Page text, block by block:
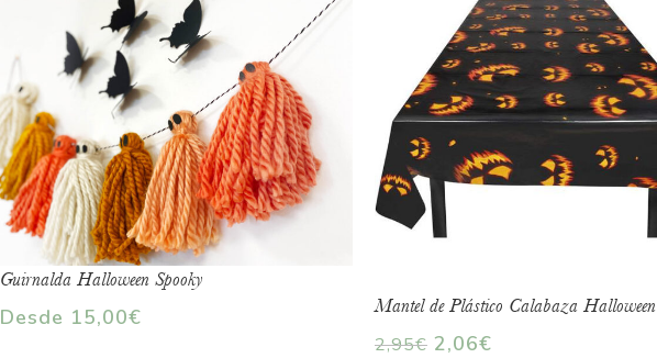
Guirnalda Halloween Spooky
Desde 15,00€ Mantel de Plástico Calabaza Halloween
2,95€ 2,06€